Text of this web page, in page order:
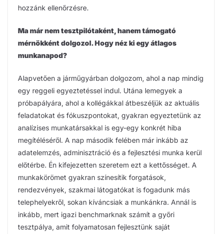
hozzánk ellenőrzésre.
Ma már nem tesztpilótaként, hanem támogató
mérnökként dolgozol. Hogy néz ki egy átlagos
munkanapod?
Alapvetően a járműgyárban dolgozom, ahol a nap mindig
egy reggeli egyeztetéssel indul. Utána lemegyek a
próbapályára, ahol a kollégákkal átbeszéljük az aktuális
feladatokat és fókuszpontokat, gyakran egyeztetünk az
analízises munkatársakkal is egy-egy konkrét hiba
megítéléséről. A nap második felében már inkább az
adatelemzés, adminisztráció és a fejlesztési munka kerül
előtérbe. Én kifejezetten szeretem ezt a kettősséget. A
munkakörömet gyakran színesítik forgatások,
rendezvények, szakmai látogatókat is fogadunk más
telephelyekről, sokan kíváncsiak a munkánkra. Annál is
inkább, mert igazi benchmarknak számít a győri
tesztpálya, amit folyamatosan fejlesztünk saját